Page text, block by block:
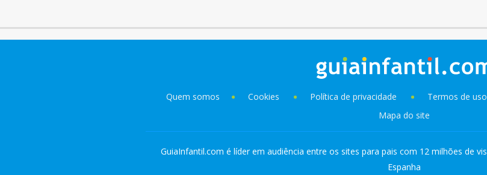
Quem somos Cookies Política de privacidade Termos de uso
Mapa do site
GuiaInfantil.com é líder em audiência entre os sites para pais com 12 milhões de
Espanha